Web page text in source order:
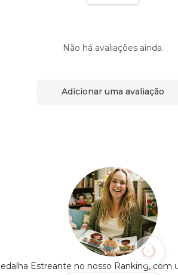
Não há avaliações ainda.
Adicionar uma avaliação
Estreante no nosso Ranking, com